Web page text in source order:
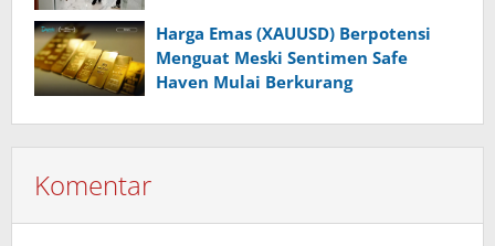
Harga Emas (XAUUSD) Berpotensi
Menguat Meski Sentimen Safe
Haven Mulai Berkurang
Komentar